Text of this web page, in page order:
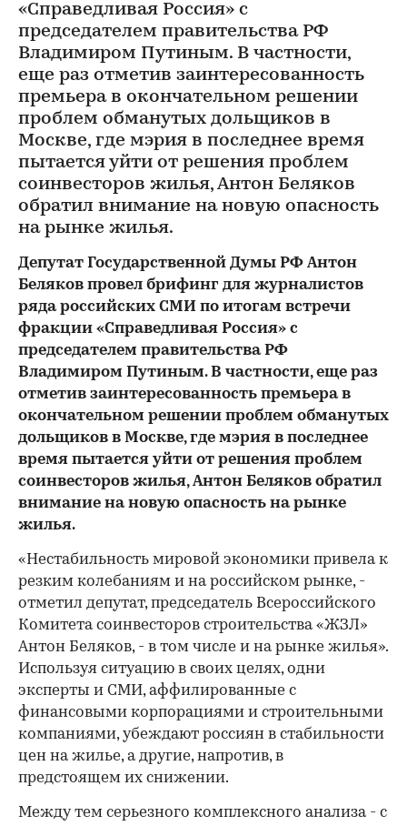
«Справедливая Россия» с
председателем правительства РФ
Владимиром Путиным. В частности,
еще раз отметив заинтересованность
премьера в окончательном решении
проблем обманутых дольщиков в
Москве, где мэрия в последнее время
пытается уйти от решения проблем
соинвесторов жилья, Антон Беляков
обратил внимание на новую опасность
на рынке жилья.
Депутат Государственной Думы РФ Антон
Беляков провел брифинг для журналистов
ряда российских СМИ по итогам встречи
фракции «Справедливая Россия» с
председателем правительства РФ
Владимиром Путиным. В частности, еще раз
отметив заинтересованность премьера в
окончательном решении проблем обманутых
дольщиков в Москве, где мэрия в последнее
время пытается уйти от решения проблем
соинвесторов жилья, Антон Беляков обратил
внимание на новую опасность на рынке
жилья.
«Нестабильность мировой экономики привела к
резким колебаниям и на российском рынке, -
отметил депутат, председатель Всероссийского
Комитета соинвесторов строительства «ЖЗЛ»
Антон Беляков, - в том числе и на рынке жилья».
Используя ситуацию в своих целях, одни
эксперты и СМИ, аффилированные с
финансовыми корпорациями и строительными
компаниями, убеждают россиян в стабильности
цен на жилье, а другие, напротив, в
предстоящем их снижении.
Между тем серьезного комплексного анализа - с